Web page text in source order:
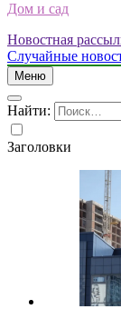
Дом и сад
Новостная
Случайные
Меню
Найти:
Заголовки